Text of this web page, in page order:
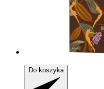
Do koszyka